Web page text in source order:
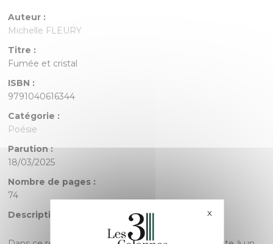
Auteur :
Michelle FLEURY
Titre :
Fumée et cristal
ISBN :
9791040616344
Catégorie :
Poésie
Parution :
18/03/2025
Nombre de pages :
74
Description :
XMasquer le